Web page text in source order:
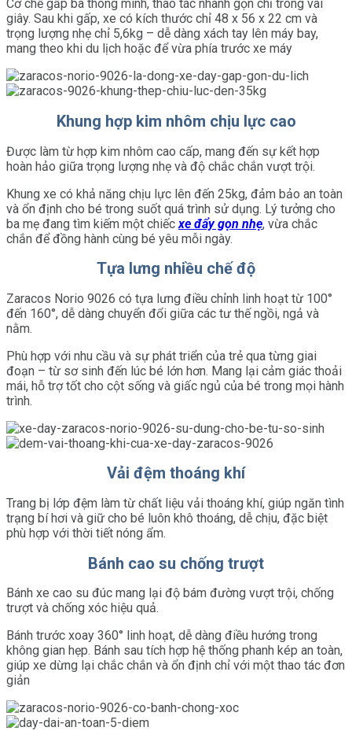
Cơ chế gấp ba thông minh, thao tác nhanh gọn chỉ trong vài
giây. Sau khi gấp, xe có kích thước chỉ 48 x 56 x 22 cm và
trọng lượng nhẹ chỉ 5,6kg – dễ dàng xách tay lên máy bay,
mang theo khi du lịch hoặc để vừa phía trước xe máy
Khung hợp kim nhôm chịu lực cao
Được làm từ hợp kim nhôm cao cấp, mang đến sự kết hợp
hoàn hảo giữa trọng lượng nhẹ và độ chắc chắn vượt trội.
Khung xe có khả năng chịu lực lên đến 25kg, đảm bảo an toàn
và ổn định cho bé trong suốt quá trình sử dụng. Lý tưởng cho
ba mẹ đang tìm kiếm một chiếc xe đẩy gọn nhẹ, vừa chắc
chắn để đồng hành cùng bé yêu mỗi ngày.
Tựa lưng nhiều chế độ
Zaracos Norio 9026 có tựa lưng điều chỉnh linh hoạt từ 100°
đến 160°, dễ dàng chuyển đổi giữa các tư thế ngồi, ngả và
nằm.
Phù hợp với nhu cầu và sự phát triển của trẻ qua từng giai
đoạn – từ sơ sinh đến lúc bé lớn hơn. Mang lại cảm giác thoải
mái, hỗ trợ tốt cho cột sống và giấc ngủ của bé trong mọi hành
trình.
Vải đệm thoáng khí
Trang bị lớp đệm làm từ chất liệu vải thoáng khí, giúp ngăn tình
trạng bí hơi và giữ cho bé luôn khô thoáng, dễ chịu, đặc biệt
phù hợp với thời tiết nóng ẩm.
Bánh cao su chống trượt
Bánh xe cao su đúc mang lại độ bám đường vượt trội, chống
trượt và chống xóc hiệu quả.
Bánh trước xoay 360° linh hoạt, dễ dàng điều hướng trong
không gian hẹp. Bánh sau tích hợp hệ thống phanh kép an toàn,
giúp xe dừng lại chắc chắn và ổn định chỉ với một thao tác đơn
giản